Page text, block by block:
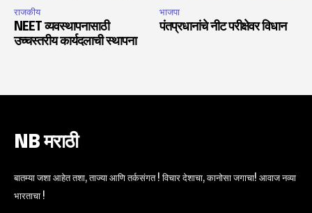
राजकीय
NEET व्यवस्थापनासाठी
उच्चस्तरीय कार्यदलाची स्थापना
भाजपा
पंतप्रधानांचे नीट परीक्षेवर विधान
NB मराठी
बातम्या जशा आहेत तशा, ताज्या आणि तर्कसंगत ! विचार देशाचा, कानोसा जगाचा! आवाज नव्या
भारताचा !